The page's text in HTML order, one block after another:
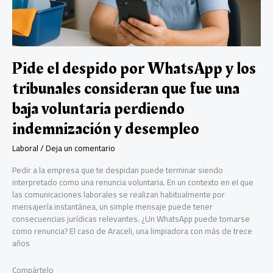
Pide el despido por WhatsApp y los
tribunales consideran que fue una
baja voluntaria perdiendo
indemnización y desempleo
Laboral/Deja un comentario
Pedir a la empresa que te despidan puede terminar siendo
interpretado como una renuncia voluntaria. En un contexto en el que
las comunicaciones laborales se realizan habitualmente por
mensajería instantánea, un simple mensaje puede tener
consecuencias jurídicas relevantes. ¿Un WhatsApp puede tomarse
como renuncia? El caso de Araceli, una limpiadora con más de trece
años